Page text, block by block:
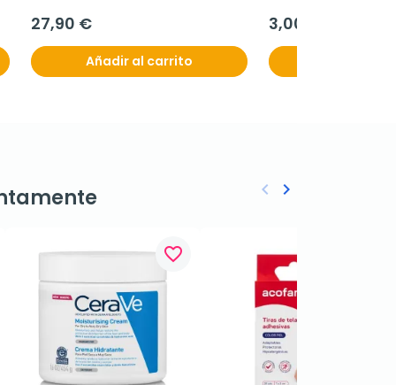
27,90 €
Añadir al carrito
3,00 €
favorite_border
Anterior
keyboard_arrow_left Siguiente
keyboard_arrow_right